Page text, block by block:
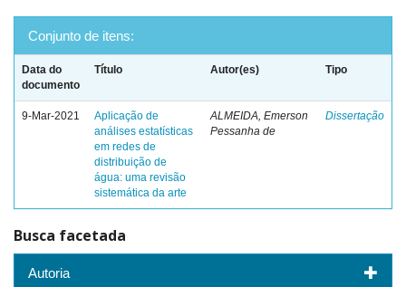
Conjunto de itens:
Data do
documento
Título Autor(es) Tipo
9-Mar-2021
Aplicação de
análises estatísticas
em redes de
distribuição de
água: uma revisão
sistemática da arte
ALMEIDA, Emerson
Pessanha de
Dissertação
Busca facetada
Autoria